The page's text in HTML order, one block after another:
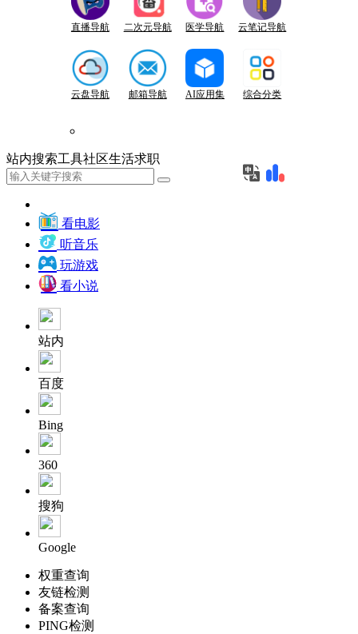
直播导航 二次元导航 医学导航 云笔记导航
云盘导航 邮箱导航 AI应用集 综合分类
站内搜索工具社区生活求职
看电影
听音乐
玩游戏
看小说
站内
百度
Bing
360
搜狗
Google
权重查询
友链检测
备案查询
PING检测